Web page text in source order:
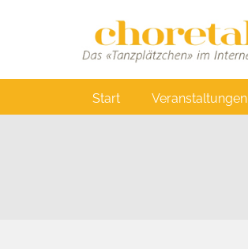
Main
navigation
Start Veranstaltungen